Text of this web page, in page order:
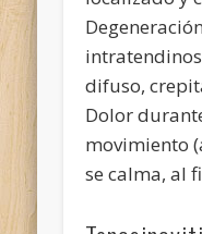
difuso,
Dolor
movimiento
se calma, al